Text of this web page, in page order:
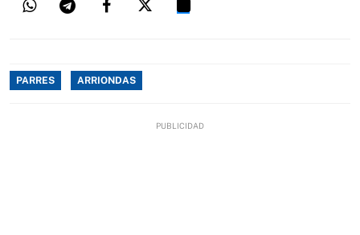
PARRES ARRIONDAS